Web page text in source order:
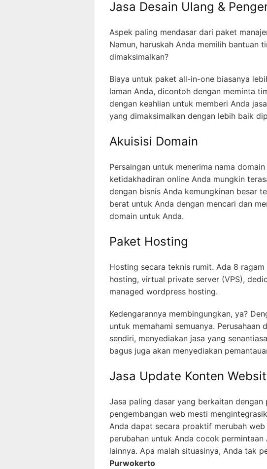
Jasa Desain Ulang &
Aspek paling mendasar dari paket
Namun, haruskah Anda memilih bantuan
dimaksimalkan?
Biaya untuk paket all-in-one biasanya
laman Anda, dicontoh dengan meminta
dengan keahlian untuk memberi Anda
yang dimaksimalkan dengan lebih baik
Akuisisi Domain
Persaingan untuk menerima nama
ketidakhadiran online Anda mungkin
dengan bisnis Anda kemungkinan besar
berat untuk Anda dengan mencari dan
domain untuk Anda.
Paket Hosting
Hosting secara teknis rumit. Ada 8
hosting, virtual private server (VPS),
managed wordpress hosting.
Kedengarannya membingungkan, ya?
untuk memahami semuanya.
sendiri, menyediakan jasa yang
bagus juga akan menyediakan
Jasa Update Konten
Jasa paling dasar yang berkaitan dengan
pengembangan web mesti
Anda dapat secara proaktif merubah
perubahan untuk Anda cocok
lainnya. Apa malah situasinya, Anda tak
Purwokerto